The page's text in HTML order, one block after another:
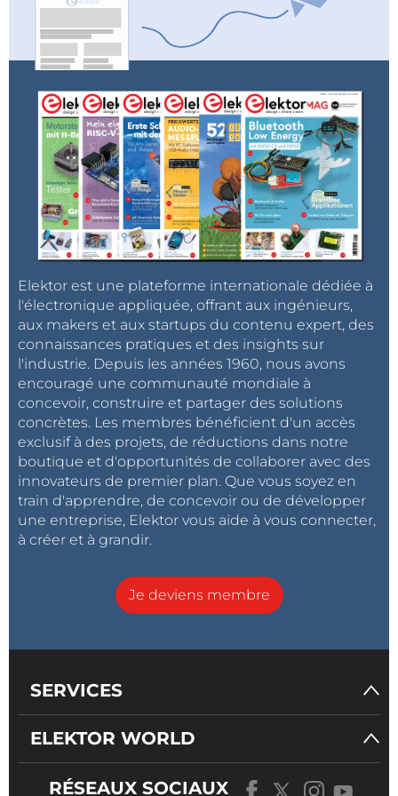
commentaires…
Contact :contact@noise-planet.org
Appli :https://play.google.com/store/apps/details?
id=org.noise_planet.noisecapture
Projet :http://noise-planet.org/
Elektor est une plateforme internationale dédiée à
l'électronique appliquée, offrant aux ingénieurs,
aux makers et aux startups du contenu expert, des
connaissances pratiques et des insights sur
l'industrie. Depuis les années 1960, nous avons
encouragé une communauté mondiale à
concevoir, construire et partager des solutions
concrètes. Les membres bénéficient d'un accès
exclusif à des projets, de réductions dans notre
boutique et d'opportunités de collaborer avec des
innovateurs de premier plan. Que vous soyez en
train d'apprendre, de concevoir ou de développer
une entreprise, Elektor vous aide à vous connecter,
à créer et à grandir.
Je deviens membre
SERVICES
ELEKTOR WORLD
RÉSEAUX SOCIAUX